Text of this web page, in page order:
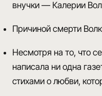
внучки — Калерии
Причиной смерти
Несмотря на то, что
написала ни одна
стихами о любви,